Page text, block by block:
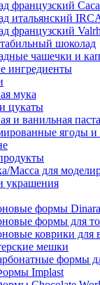
французский
итальянский
французский
шоколад
чашечки и
ингредиенты
мука
цукаты
и ванильная паста
ягоды
Масса для
украшения
формы
формы для
коврики для
мешки
формы
Implast